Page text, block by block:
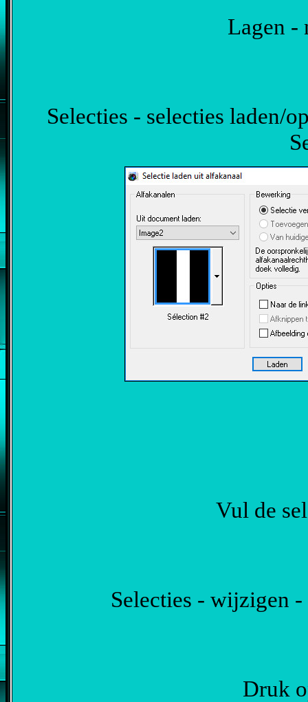
Lagen -
Selecties - selecties laden/
Vul de
Selecties - wijzigen
Druk